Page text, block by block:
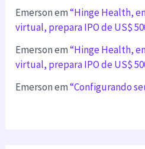
Emersonem“Hinge Health,
virtual, prepara IPO de US$
Emersonem“Hinge Health,
virtual, prepara IPO de US$
Emersonem“Configurando